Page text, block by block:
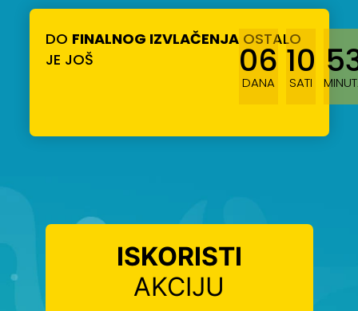
DO FINALNOG IZVLAČENJAOSTALO
JE JOŠ
06
DANA
10
SATI
ISKORISTI
AKCIJU